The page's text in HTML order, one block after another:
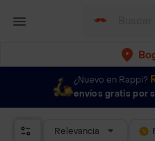
¿Nuevo en Rappi?
envíos gratis por
Relevancia